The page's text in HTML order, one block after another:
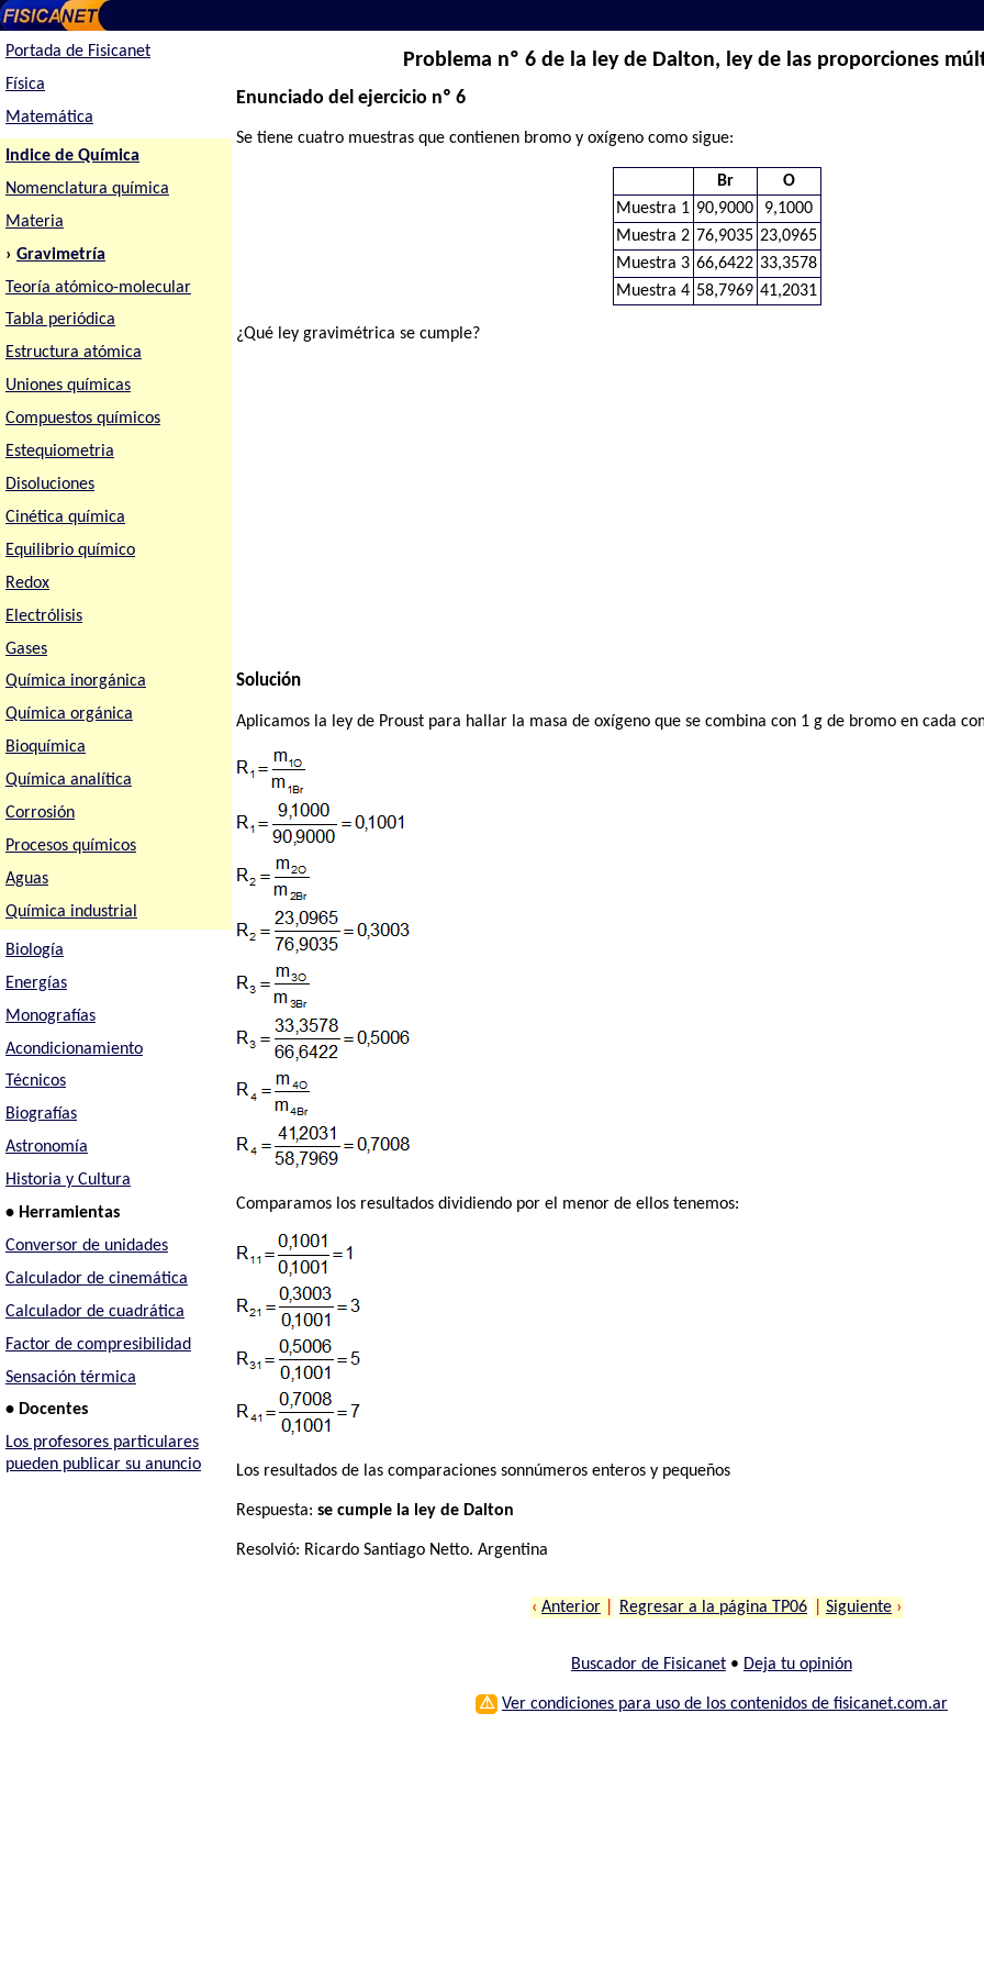
Portada de Fisicanet
Física
Matemática
Indice de Química
Nomenclatura química
Materia
› Gravimetría
Teoría atómico-molecular
Tabla periódica
Estructura atómica
Uniones químicas
Compuestos químicos
Estequiometria
Disoluciones
Cinética química
Equilibrio químico
Redox
Electrólisis
Gases
Química inorgánica
Química orgánica
Bioquímica
Química analítica
Corrosión
Procesos químicos
Aguas
Química industrial
Biología
Energías
Monografías
Acondicionamiento
Técnicos
Biografías
Astronomía
Historia y Cultura
• Herramientas
Conversor de unidades
Calculador de cinemática
Calculador de cuadrática
Factor de compresibilidad
Sensación térmica
• Docentes
Los profesores particulares
pueden publicar su anuncio
Problema nº 6 de la ley de Dalton, ley de las proporciones
Enunciado del ejercicio nº 6
Se tiene cuatro muestras que contienen bromo y oxígeno como sigue:
Br
O
Muestra 1 90,9000
9,1000
Muestra 2 76,9035 23,0965
Muestra 3 66,6422 33,3578
Muestra 4 58,7969 41,2031
¿Qué ley gravimétrica se cumple?
Solución
Aplicamos la ley de Proust para hallar la masa de oxígeno que se combina con 1 g de bromo en cada
Comparamos los resultados dividiendo por el menor de ellos tenemos:
Los resultados de las comparaciones sonnúmeros enteros y pequeños
Respuesta:se cumple la ley de Dalton
Resolvió: Ricardo Santiago Netto. Argentina
‹ Anterior Regresar a la página TP06 Siguiente ›
Buscador de Fisicanet• Deja tu opinión
⚠ Ver condiciones para uso de los contenidos de fisicanet.com.ar